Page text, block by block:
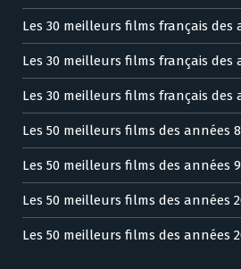
Les 30 meilleurs films français des
Les 30 meilleurs films français des
Les 30 meilleurs films français des
Les 50 meilleurs films des années
Les 50 meilleurs films des années
Les 50 meilleurs films des années
Les 50 meilleurs films des années